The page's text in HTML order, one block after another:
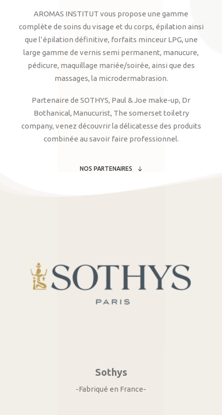
AROMAS INSTITUT vous propose une gamme
complète de soins du visage et du corps, épilation ainsi
que l’épilation définitive, forfaits minceur LPG, une
large gamme de vernis semi permanent, manucure,
pédicure, maquillage mariée/soirée, ainsi que des
massages, la microdermabrasion.
Partenaire de SOTHYS, Paul & Joe make-up, Dr
Bothanical, Manucurist, The somerset toiletry
company, venez découvrir la délicatesse des produits
combinée au savoir faire professionnel.
NOS PARTENAIRES
Sothys
-Fabriqué en France-